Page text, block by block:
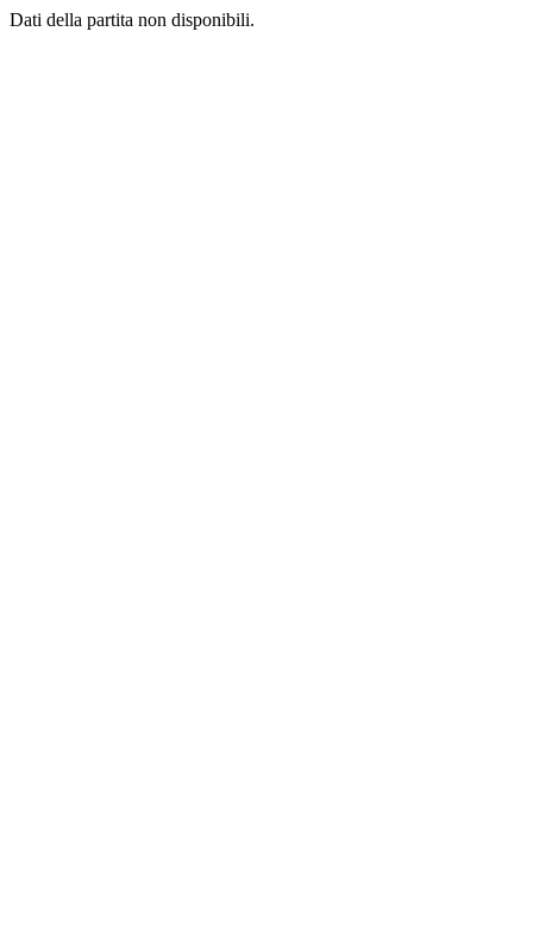
Dati della partita non disponibili.